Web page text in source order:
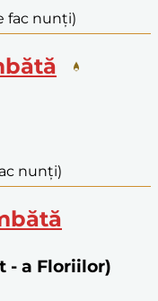
fac nunți)
nunți)
- a Floriilor)